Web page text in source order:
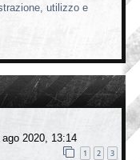
utilizzo e
ago 2020, 13:14
1 2 3